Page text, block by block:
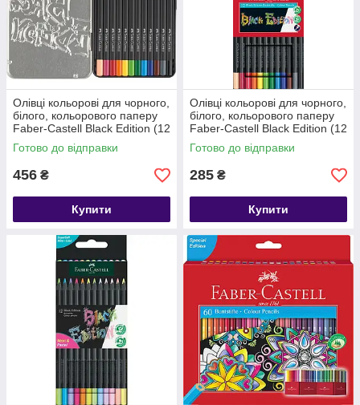
Олівці кольорові для чорного,
білого, кольорового паперу
Faber-Castell Black Edition (12
шт, метал. пенал) 116413
Готово до відправки
456 ₴
Купити
Олівці кольорові для чорного,
білого, кольорового паперу
Faber-Castell Black Edition (12
шт) 116412
Готово до відправки
285 ₴
Купити